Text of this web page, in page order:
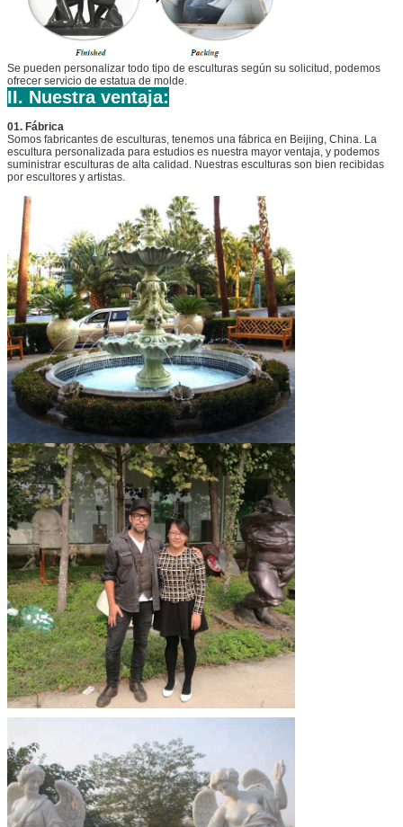
Se pueden personalizar todo tipo de esculturas según su solicitud, podemos
ofrecer servicio de estatua de molde.
II. Nuestra ventaja:
01. Fábrica
Somos fabricantes de esculturas, tenemos una fábrica en Beijing, China. La
escultura personalizada para estudios es nuestra mayor ventaja, y podemos
suministrar esculturas de alta calidad. Nuestras esculturas son bien recibidas
por escultores y artistas.